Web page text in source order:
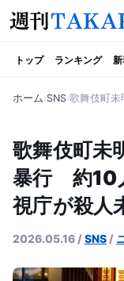
トップ ランキング
ホーム SNS
歌舞伎町未
暴行 約10
視庁が殺人
2026.05.16 /SNS /